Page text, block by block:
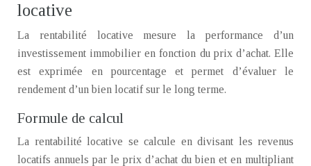
locative
La rentabilité locative mesure la performance d’un
investissement immobilier en fonction du prix d’achat. Elle
est exprimée en pourcentage et permet d’évaluer le
rendement d’un bien locatif sur le long terme.
Formule de calcul
La rentabilité locative se calcule en divisant les revenus
locatifs annuels par le prix d’achat du bien et en multipliant